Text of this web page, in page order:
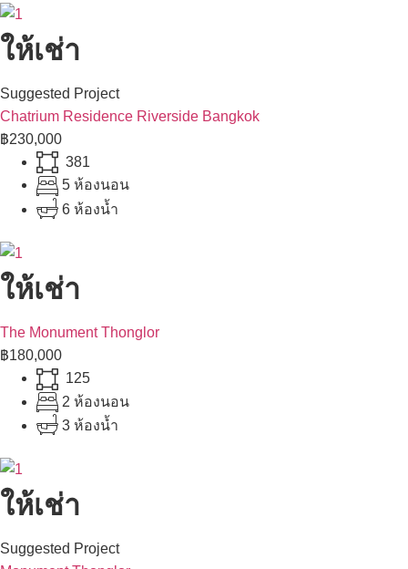
ให้เช่า
Suggested Project
Chatrium Residence Riverside Bangkok
฿230,000
381
5 ห้องนอน
6 ห้องน้ำ
ให้เช่า
The Monument Thonglor
฿180,000
125
2 ห้องนอน
3 ห้องน้ำ
ให้เช่า
Suggested Project